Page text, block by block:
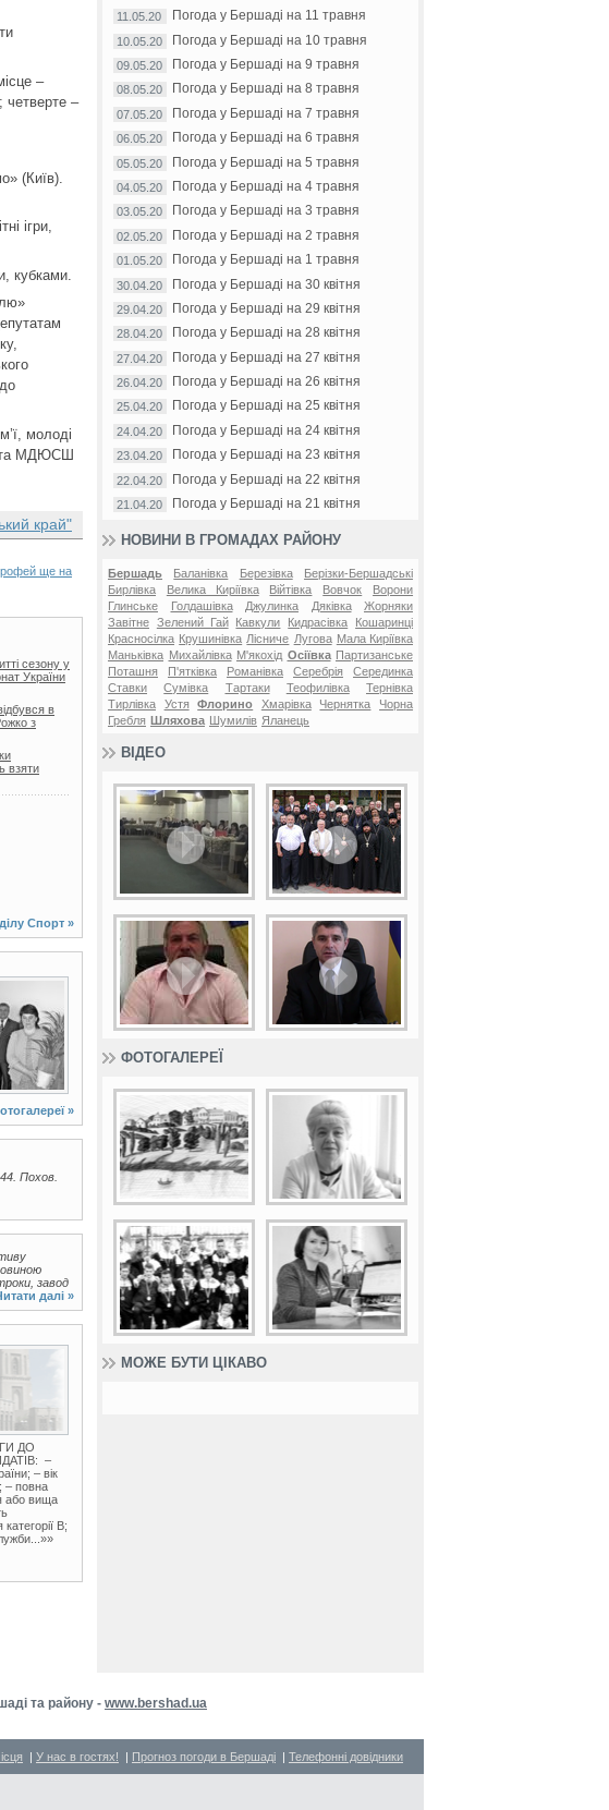
–
четверте –
(Київ).
ігри,
кубками.
молоді
МДЮСШ
край"
ще на
сезону у
України
в
з
взяти
Спорт »
»
Похов.
завод
далі »
ДО
–
– вік
– повна
або вища
В;
11.05.20 Погода у Бершаді на 11 травня
10.05.20 Погода у Бершаді на 10 травня
09.05.20 Погода у Бершаді на 9 травня
08.05.20 Погода у Бершаді на 8 травня
07.05.20 Погода у Бершаді на 7 травня
06.05.20 Погода у Бершаді на 6 травня
05.05.20 Погода у Бершаді на 5 травня
04.05.20 Погода у Бершаді на 4 травня
03.05.20 Погода у Бершаді на 3 травня
02.05.20 Погода у Бершаді на 2 травня
01.05.20 Погода у Бершаді на 1 травня
30.04.20 Погода у Бершаді на 30 квітня
29.04.20 Погода у Бершаді на 29 квітня
28.04.20 Погода у Бершаді на 28 квітня
27.04.20 Погода у Бершаді на 27 квітня
26.04.20 Погода у Бершаді на 26 квітня
25.04.20 Погода у Бершаді на 25 квітня
24.04.20 Погода у Бершаді на 24 квітня
23.04.20 Погода у Бершаді на 23 квітня
22.04.20 Погода у Бершаді на 22 квітня
21.04.20 Погода у Бершаді на 21 квітня
НОВИНИ В ГРОМАДАХ РАЙОНУ
Бершадь Баланівка Березівка
Берізки-Бершадські
Бирлівка
Велика Киріївка Війтівка Вовчок
Ворони
Глинське
Голдашівка Джулинка Дяківка
Жорняки
Завітне Зелений Гай Кавкули Кидрасівка
Кошаринці
Красносілка Крушинівка Лісниче Лугова Мала Киріївка
Маньківка Михайлівка М'якохід Осіївка Партизанське
Поташня
П'ятківка Романівка Серебрія
Серединка
Ставки
Сумівка Тартаки Теофилівка
Тернівка
Тирлівка
Устя Флорино Хмарівка Чернятка
Чорна
Гребля Шляхова Шумилів Яланець
ВІДЕО
ФОТОГАЛЕРЕЇ
МОЖЕ БУТИ ЦІКАВО
та району - www.bershad.ua
| У нас в гостях! | Прогноз погоди в Бершаді | Телефонні довідники